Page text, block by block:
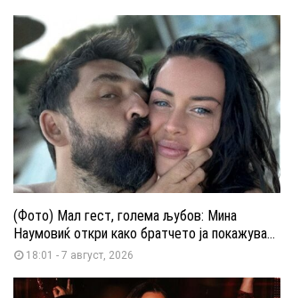
(Фото) Мал гест, голема љубов: Мина
Наумовиќ откри како братчето ја покажува...
18:01 - 7 август, 2026